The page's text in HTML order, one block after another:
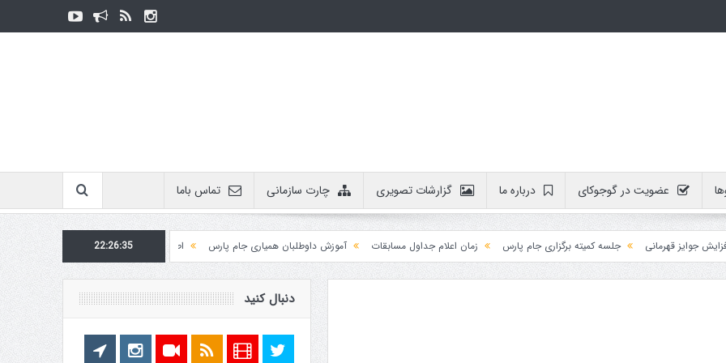
عضویت در گوجوکای درباره ما گزارشات تصویری چارت سازمانی تماس باما
جوایز قهرمانی جلسه کمیته برگزاری جام پارس زمان اعلام جداول مسابقات آموزش داوطلبان همیاری جام پارس
اطلاعیه روابط عمومی در مورد برگزاری مسابقات
22:26:35
دنبال کنید